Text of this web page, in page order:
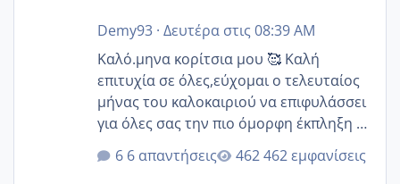
Demy93· Δευτέρα στις 08:39 AM
Καλό.μηνα κορίτσια μου 🥰 Καλή
επιτυχία σε όλες,εύχομαι ο τελευταίος
μήνας του καλοκαιριού να επιφυλάσσει
για όλες σας την πιο όμορφη έκπληξη 🧿
@Elk @Melikara86 @Παρασκευαιδου
@Zenia z @melitiniღ @Christi.D.
6 απαντήσεις 462 εμφανίσεις